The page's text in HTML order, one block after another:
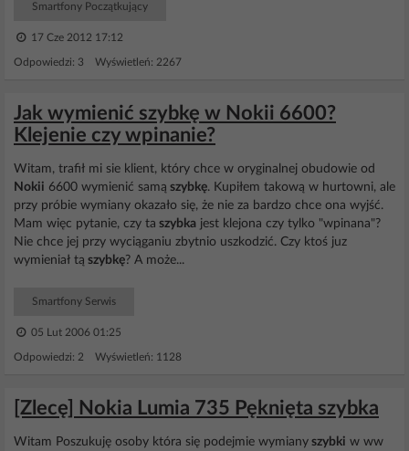
Smartfony Początkujący
17 Cze 2012 17:12
Odpowiedzi: 3 Wyświetleń: 2267
Jak wymienić szybkę w Nokii 6600?
Klejenie czy wpinanie?
Witam, trafił mi sie klient, który chce w oryginalnej obudowie od
Nokii 6600 wymienić samą szybkę. Kupiłem takową w hurtowni, ale
przy próbie wymiany okazało się, że nie za bardzo chce ona wyjść.
Mam więc pytanie, czy ta szybka jest klejona czy tylko "wpinana"?
Nie chce jej przy wyciąganiu zbytnio uszkodzić. Czy ktoś juz
wymieniał tą szybkę? A może...
Smartfony Serwis
05 Lut 2006 01:25
Odpowiedzi: 2 Wyświetleń: 1128
[Zlecę] Nokia Lumia 735 Pęknięta szybka
Witam Poszukuję osoby która się podejmie wymiany szybki w ww